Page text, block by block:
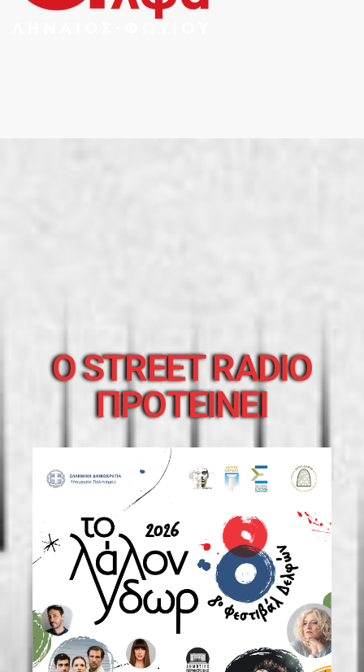
O STREET RADIO
ΠΡΟΤΕΙΝΕΙ